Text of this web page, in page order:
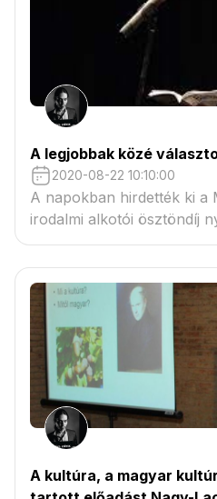
A legjobbak közé
2020-08-22 10:10:00
A napokban hirdették ki a
irodalmi alkotói ösztöndíj
Nagy-­Laczkó Balázs is
A gyulai születésű íróval
bizonyos szuperlégyről,
az életerős szövegekről.
A kultúra, a magyar